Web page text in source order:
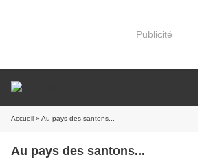
Publicité
Accueil » Au pays des santons...
Au pays des santons...